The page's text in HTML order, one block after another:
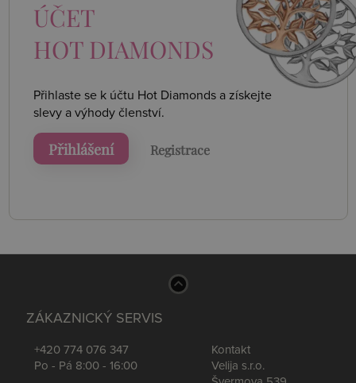
ÚČET
HOT DIAMONDS
Přihlaste se k účtu Hot Diamonds a získejte
slevy a výhody členství.
Přihlášení Registrace
ZÁKAZNICKÝ SERVIS
+420 774 076 347
Po - Pá 8:00 - 16:00
Kontakt
Velija s.r.o.